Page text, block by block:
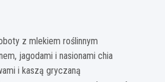
z mlekiem roślinnym
jagodami i nasionami chia
i kaszą gryczaną